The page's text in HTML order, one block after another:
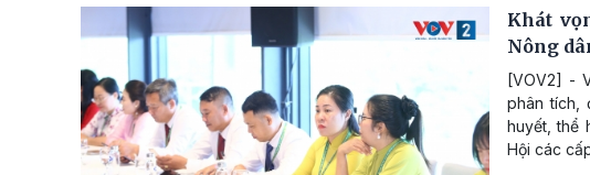
Khát
Nông
[VOV2] -
phân tích,
huyết, thể
Hội các